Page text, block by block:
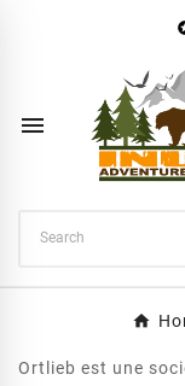

Ortlieb est une
Wishlist name